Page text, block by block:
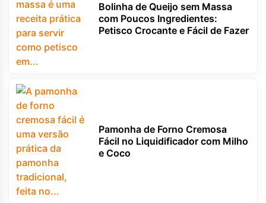
Bolinha de Queijo sem Massa
com Poucos Ingredientes:
Petisco Crocante e Fácil de Fazer
Pamonha de Forno Cremosa
Fácil no Liquidificador com Milho
e Coco